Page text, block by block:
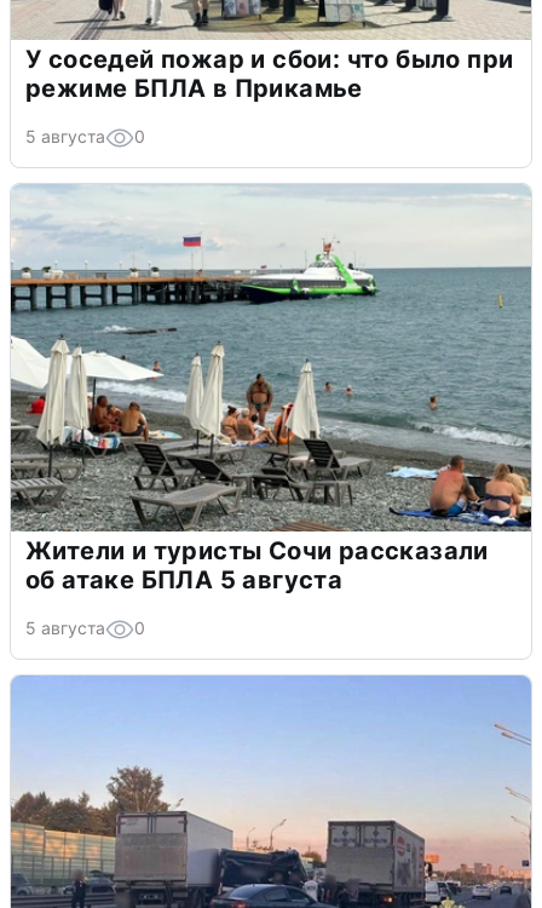
У соседей пожар и сбои: что было при
режиме БПЛА в Прикамье
5 августа 0
Жители и туристы Сочи рассказали
об атаке БПЛА 5 августа
5 августа 0